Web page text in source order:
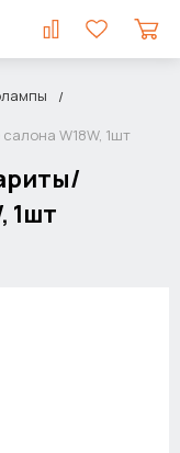
W18W, 1шт
1шт